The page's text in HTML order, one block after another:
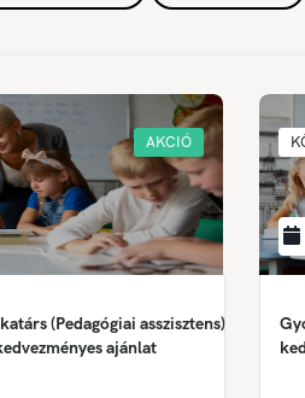
AKCIÓ
(Pedagógiai asszisztens)
ajánlat